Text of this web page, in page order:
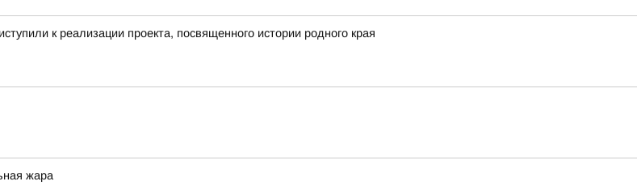
к реализации проекта, посвященного истории родного края
жара